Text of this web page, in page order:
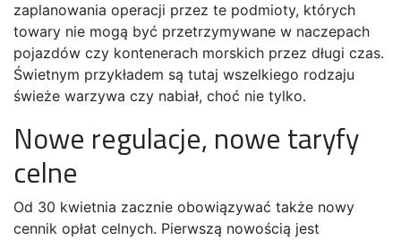
zaplanowania operacji przez te podmioty, których
towary nie mogą być przetrzymywane w naczepach
pojazdów czy kontenerach morskich przez długi czas.
Świetnym przykładem są tutaj wszelkiego rodzaju
świeże warzywa czy nabiał, choć nie tylko.
Nowe regulacje, nowe taryfy
celne
Od 30 kwietnia zacznie obowiązywać także nowy
cennik opłat celnych. Pierwszą nowością jest